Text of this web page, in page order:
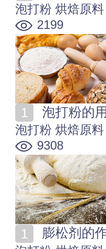
泡打粉 烘焙原料
2199
泡打粉的
泡打粉 烘焙原料
9308
膨松剂的